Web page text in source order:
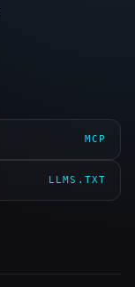
MCP
LLMS.TXT